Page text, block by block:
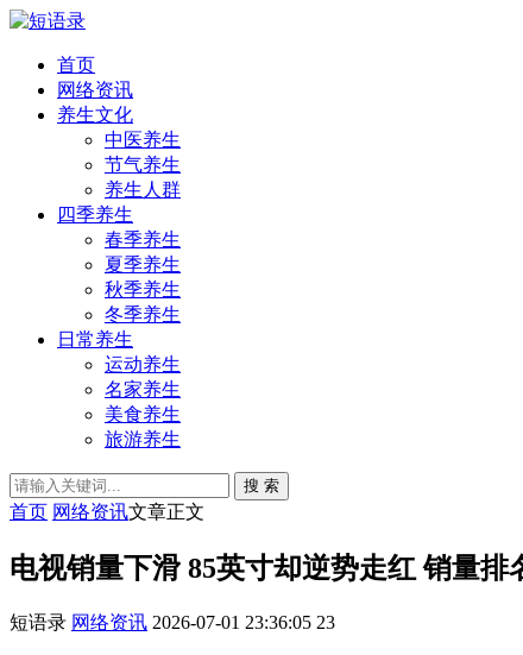
首页
网络资讯
养生文化
中医养生
节气养生
养生人群
四季养生
春季养生
夏季养生
秋季养生
冬季养生
日常养生
运动养生
名家养生
美食养生
旅游养生
搜 索
首页 网络资讯文章正文
电视销量下滑 85英寸却逆势走红 销量排
短语录 网络资讯 2026-07-01 23:36:05 23